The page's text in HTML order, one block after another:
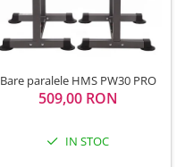
Bare paralele HMS PW30 PRO
509,00 RON
IN STOC